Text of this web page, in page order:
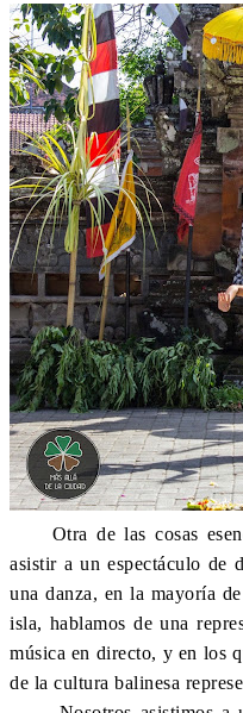
Otra de las cosas
asistir a un espectáculo de
una danza, en la mayoría
isla, hablamos de una
música en directo, y en los
de la cultura balinesa